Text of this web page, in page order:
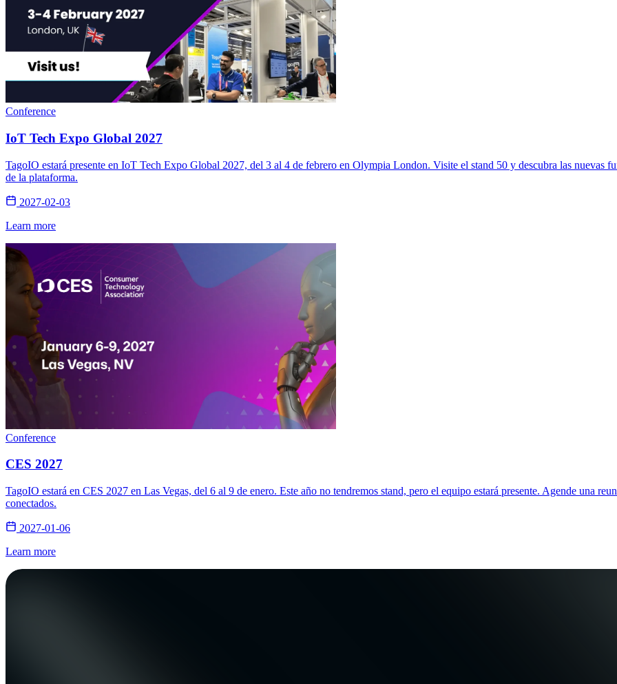
Conference
IoT Tech Expo Global 2027
TagoIO estará presente en IoT Tech Expo Global 2027, del 3 al 4 de febrero en Olympia London. Visite el stand 50 y descubra las nuevas
de la plataforma.
2027-02-03
Learn more
Conference
CES 2027
TagoIO estará en CES 2027 en Las Vegas, del 6 al 9 de enero. Este año no tendremos stand, pero el equipo estará presente. Agende una
conectados.
2027-01-06
Learn more